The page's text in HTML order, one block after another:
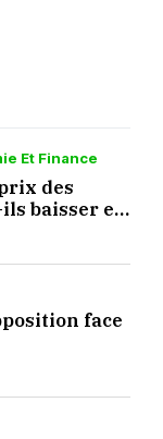
Et Finance
des
baisser en
face